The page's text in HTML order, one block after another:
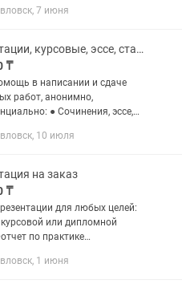
база заданий и
7 июня
Презентации, курсовые, эссе, статьи, другие работы
₸
в написании и сдаче
работ, анонимно,
● Сочинения, эссе,
сложности, для любой
10 июля
на заказ
₸
для любых целей:
или дипломной
по практике
колледжа или
1 июня